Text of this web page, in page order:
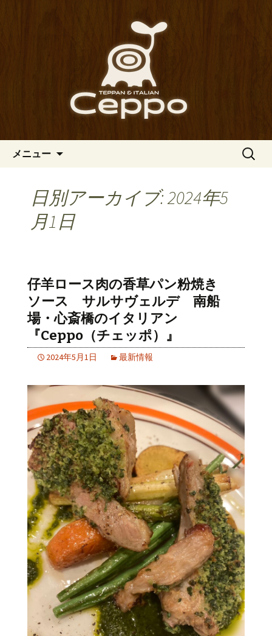
南船場・心斎橋のイタリアン
「Ceppo（チェッポ）」の公式
イタリアン「Ceppo（チェッポ）」。
さまざまなパスタや讃岐オリーブ牛の
ステーキのほか、バルメニューも豊富
にご用意。デートにも一人飲みのお客
様にもぴったりです。
メニュー
検
日別アーカイブ: 2024年5
月1日
仔羊ロース肉の香草パン粉焼き
ソース サルサヴェルデ 南船
場・心斎橋のイタリアン
『Ceppo（チェッポ）』
2024年5月1日 最新情報